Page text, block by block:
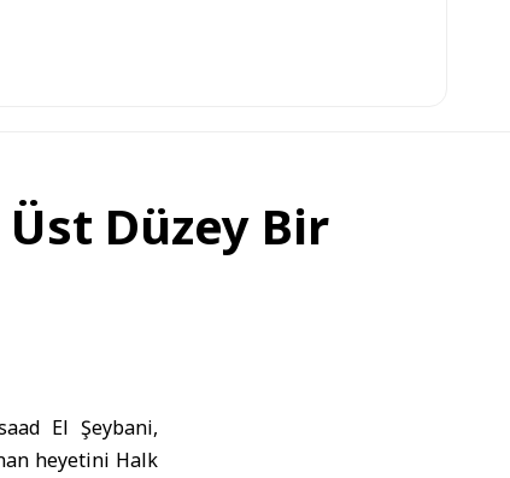
Düzey Bir
El Şeybani,
heyetini Halk